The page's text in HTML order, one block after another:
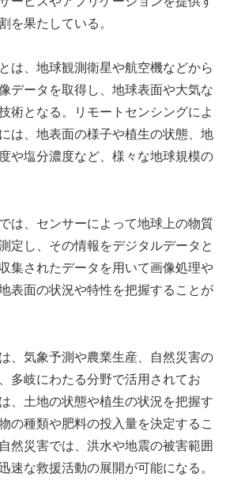
を果たしている。
は、地球観測衛星や航空機などから
データを取得し、地球表面や大気な
術となる。リモートセンシングによ
は、地表面の様子や植生の状態、地
や塩分濃度など、様々な地球規模の
は、センサーによって地球上の物質
定し、その情報をデジタルデータと
集されたデータを用いて画像処理や
表面の状況や特性を把握することが
、気象予測や農業生産、自然災害の
多岐にわたる分野で活用されてお
、土地の状態や植生の状況を把握す
の種類や肥料の投入量を決定するこ
然災害では、洪水や地震の被害範囲
速な救援活動の展開が可能になる。